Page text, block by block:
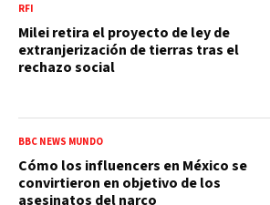
RFI
Milei retira el proyecto de ley de
extranjerización de tierras tras el
rechazo social
BBC NEWS MUNDO
Cómo los influencers en México se
convirtieron en objetivo de los
asesinatos del narco